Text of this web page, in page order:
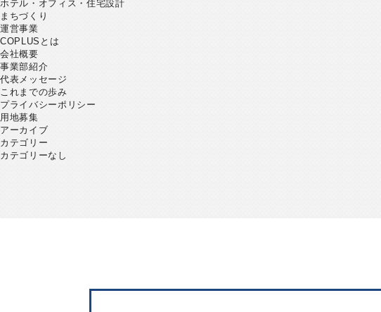
ホテル・オフィス・住宅設計
まちづくり
運営事業
COPLUSとは
会社概要
事業部紹介
代表メッセージ
これまでの歩み
プライバシーポリシー
用地募集
アーカイブ
カテゴリー
カテゴリーなし